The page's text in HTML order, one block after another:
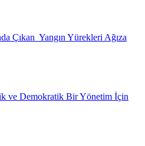
Çıkan Yangın Yürekleri Ağıza
ve Demokratik Bir Yönetim İçin